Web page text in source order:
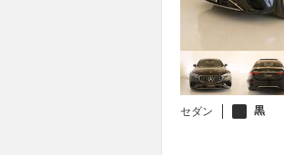
セダン 黒